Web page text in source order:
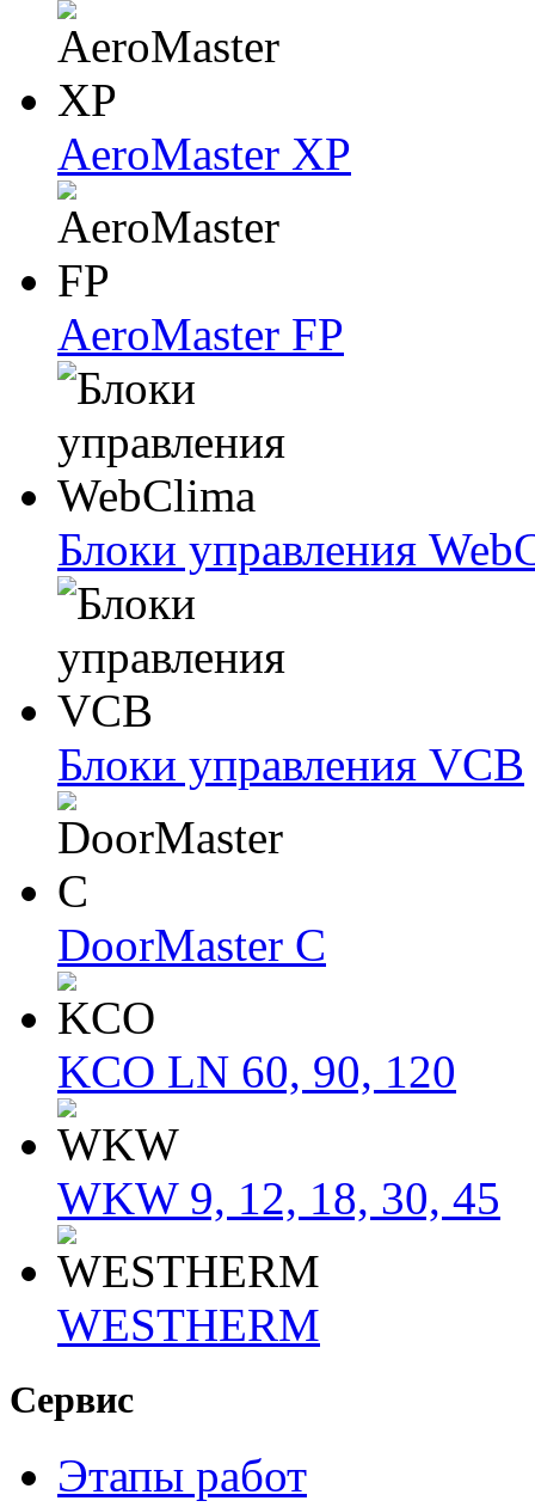
AeroMaster XP
AeroMaster FP
Блоки упрaвлeния
Блоки упрaвлeния VCB
DoorMaster C
KCO LN 60, 90, 120
WKW 9, 12, 18, 30, 45
WESTHERM
Сервис
Этапы работ